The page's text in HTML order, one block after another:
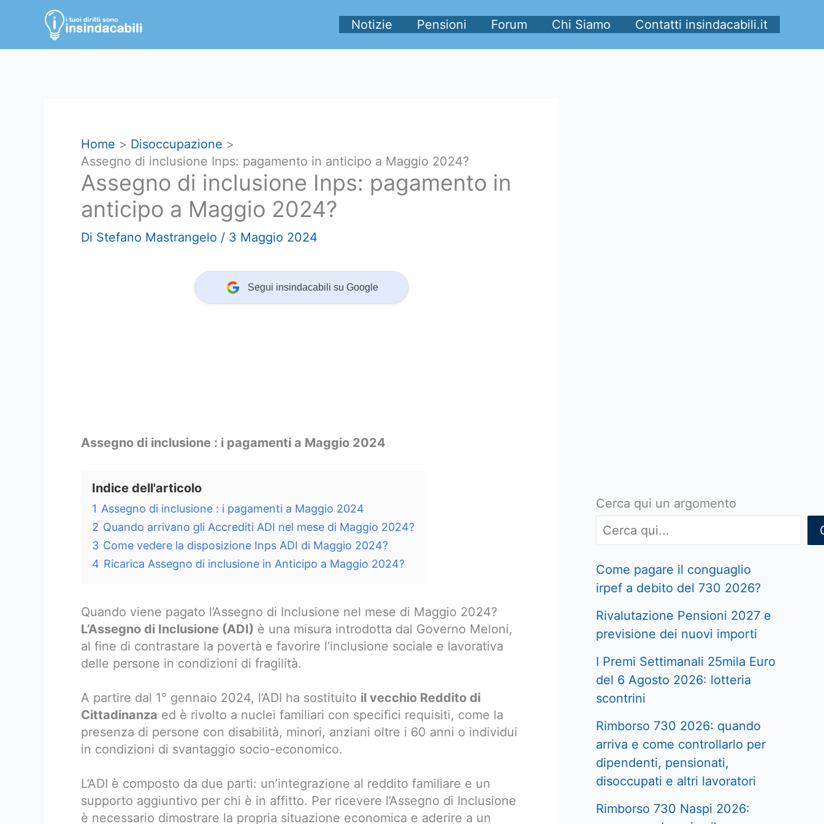
contenuto
Notizie Pensioni Forum Chi Siamo Contatti insindacabili.it
Home
Disoccupazione
Assegno di inclusione Inps: pagamento in anticipo a Maggio 2024?
Assegno di inclusione Inps: pagamento in
anticipo a Maggio 2024?
Di Stefano Mastrangelo / 3 Maggio 2024
Segui insindacabili su Google
Assegno di inclusione : i pagamenti a Maggio 2024
Indice dell'articolo
1 Assegno di inclusione : i pagamenti a Maggio 2024
2 Quando arrivano gli Accrediti ADI nel mese di Maggio 2024?
3 Come vedere la disposizione Inps ADI di Maggio 2024?
4 Ricarica Assegno di inclusione in Anticipo a Maggio 2024?
Quando viene pagato l’Assegno di Inclusione nel mese di Maggio 2024?
L’Assegno di Inclusione (ADI) è una misura introdotta dal Governo Meloni,
al fine di contrastare la povertà e favorire l’inclusione sociale e lavorativa
delle persone in condizioni di fragilità.
A partire dal 1° gennaio 2024, l’ADI ha sostituito il vecchio Reddito di
Cittadinanza ed è rivolto a nuclei familiari con specifici requisiti, come la
presenza di persone con disabilità, minori, anziani oltre i 60 anni o individui
in condizioni di svantaggio socio-economico.
L’ADI è composto da due parti: un’integrazione al reddito familiare e un
supporto aggiuntivo per chi è in affitto. Per ricevere l’Assegno di Inclusione
è necessario dimostrare la propria situazione economica e aderire a un
Cerca qui un argomento
Come pagare il conguaglio
irpef a debito del 730 2026?
Rivalutazione Pensioni 2027 e
previsione dei nuovi importi
I Premi Settimanali 25mila Euro
del 6 Agosto 2026: lotteria
scontrini
Rimborso 730 2026: quando
arriva e come controllarlo per
dipendenti, pensionati,
disoccupati e altri lavoratori
Rimborso 730 Naspi 2026: